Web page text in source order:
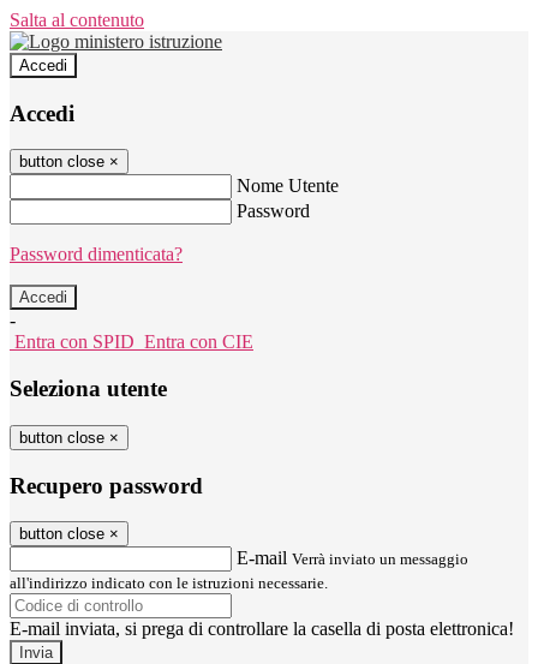
Salta al contenuto
Accedi
Accedi
button close ×
Nome Utente
Password
Password dimenticata?
-
Entra con SPID Entra con CIE
Seleziona utente
button close ×
Recupero password
button close ×
E-mail Verrà inviato un messaggio
all'indirizzo indicato con le istruzioni necessarie.
E-mail inviata, si prega di controllare la casella di posta elettronica!